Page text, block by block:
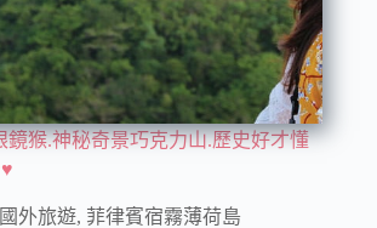
鏡猴.神秘奇景巧克力山.歷史好才懂
國外旅遊, 菲律賓宿霧薄荷島